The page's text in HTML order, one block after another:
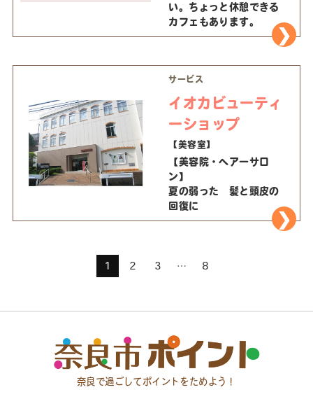
い。ちょっと休憩できる
カフェもあります。
サービス
イオカビューティ
ーショップ
【美容室】
【美容院・ヘアーサロ
ン】
夏の弱った 髪と頭皮の
回復に
1 2 3 … 8
奈良で過ごしてポイントをためよう！